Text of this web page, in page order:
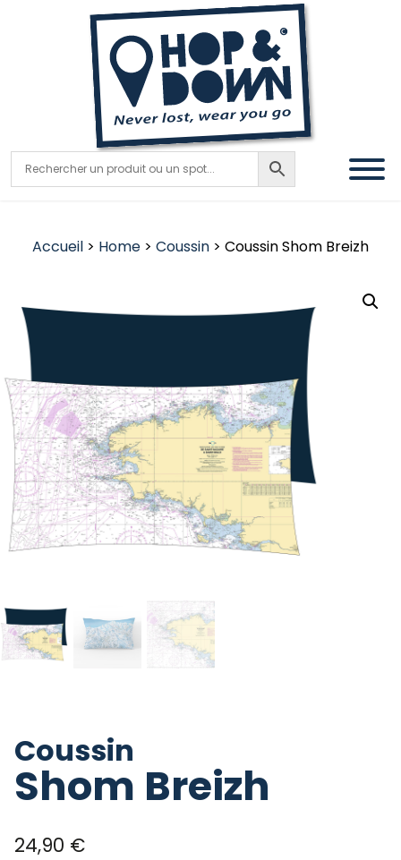
Accueil > Home > Coussin > Coussin Shom Breizh
Coussin
Shom Breizh
24,90 €